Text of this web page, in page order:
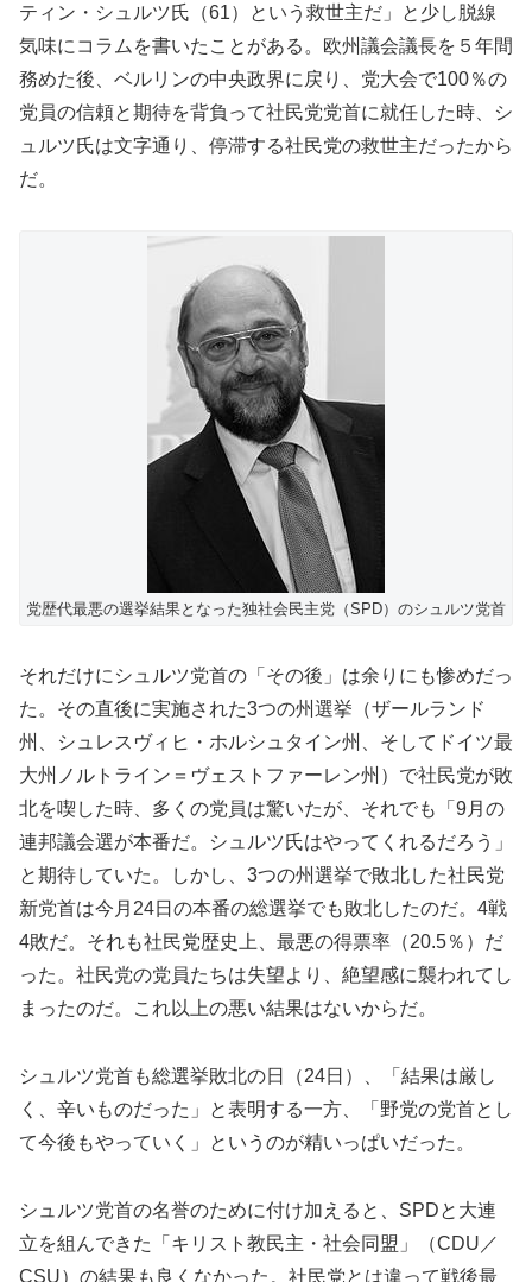
ティン・シュルツ氏（61）という救世主だ」と少し脱線
気味にコラムを書いたことがある。欧州議会議長を５年間
務めた後、ベルリンの中央政界に戻り、党大会で100％の
党員の信頼と期待を背負って社民党党首に就任した時、シ
ュルツ氏は文字通り、停滞する社民党の救世主だったから
だ。
党歴代最悪の選挙結果となった独社会民主党（SPD）のシュルツ党首
それだけにシュルツ党首の「その後」は余りにも惨めだっ
た。その直後に実施された3つの州選挙（ザールランド
州、シュレスヴィヒ・ホルシュタイン州、そしてドイツ最
大州ノルトライン＝ヴェストファーレン州）で社民党が敗
北を喫した時、多くの党員は驚いたが、それでも「9月の
連邦議会選が本番だ。シュルツ氏はやってくれるだろう」
と期待していた。しかし、3つの州選挙で敗北した社民党
新党首は今月24日の本番の総選挙でも敗北したのだ。4戦
4敗だ。それも社民党歴史上、最悪の得票率（20.5％）だ
った。社民党の党員たちは失望より、絶望感に襲われてし
まったのだ。これ以上の悪い結果はないからだ。
シュルツ党首も総選挙敗北の日（24日）、「結果は厳し
く、辛いものだった」と表明する一方、「野党の党首とし
て今後もやっていく」というのが精いっぱいだった。
シュルツ党首の名誉のために付け加えると、SPDと大連
立を組んできた「キリスト教民主・社会同盟」（CDU／
CSU）の結果も良くなかった。社民党とは違って戦後最